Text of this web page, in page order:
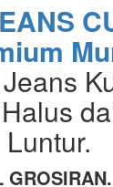
Luntur.